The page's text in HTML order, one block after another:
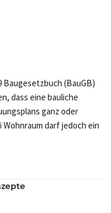
Baugesetzbuch (BauGB)
dass eine bauliche
ganz oder
darf jedoch ein